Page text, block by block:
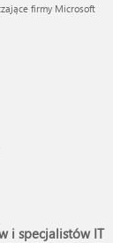
firmy Microsoft
i specjalistów IT